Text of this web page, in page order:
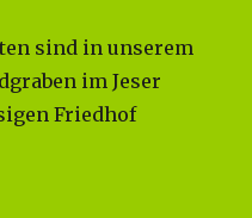
sind in unserem
im Jeser
Friedhof